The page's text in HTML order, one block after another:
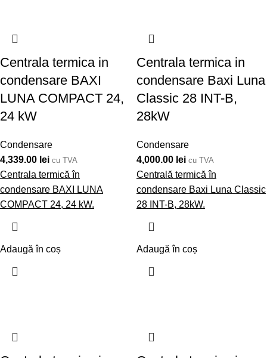
Centrala termica in
condensare BAXI
LUNA COMPACT 24,
24 kW
Condensare
4,339.00 lei cu TVA
Centrala termică în
condensare BAXI LUNA
COMPACT 24, 24 kW.
Adaugă în coș
Centrala termica in
condensare Baxi Luna
Classic 28 INT-B,
28kW
Condensare
4,000.00 lei cu TVA
Centrală termică în
condensare Baxi Luna Classic
28 INT-B, 28kW.
Adaugă în coș